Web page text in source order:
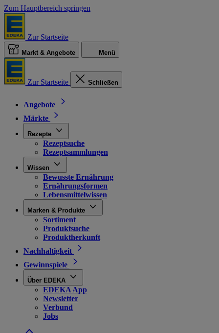
Zum Hauptbereich springen
Zur Startseite
Markt & Angebote Menü
Zur Startseite Schließen
Angebote
Märkte
Rezepte
Rezeptsuche
Rezeptsammlungen
Wissen
Bewusste Ernährung
Ernährungsformen
Lebensmittelwissen
Marken & Produkte
Sortiment
Produktsuche
Produktherkunft
Nachhaltigkeit
Gewinnspiele
Über EDEKA
EDEKA App
Newsletter
Verbund
Jobs